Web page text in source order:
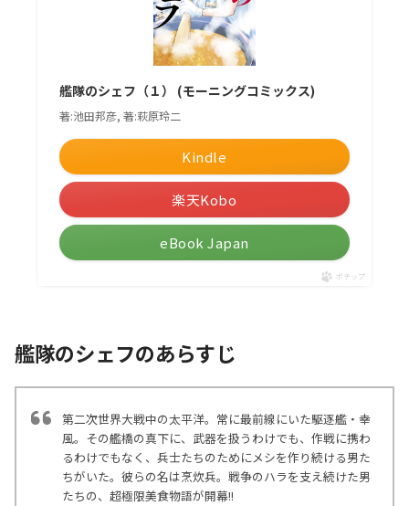
艦隊のシェフ（１） (モーニングコミックス)
著:池田邦彦, 著:萩原玲二
Kindle
楽天Kobo
eBook Japan
ポチップ
艦隊のシェフのあらすじ
第二次世界大戦中の太平洋。常に最前線にいた駆逐艦・幸
風。その艦橋の真下に、武器を扱うわけでも、作戦に携わ
るわけでもなく、兵士たちのためにメシを作り続ける男た
ちがいた。彼らの名は烹炊兵。戦争のハラを支え続けた男
たちの、超極限美食物語が開幕!!